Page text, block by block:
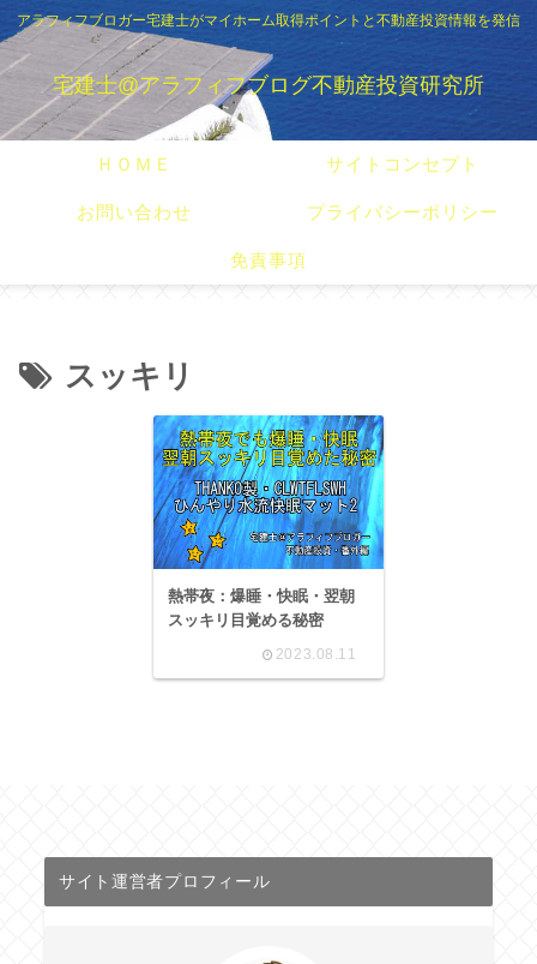
アラフィフブロガー宅建士がマイホーム取得ポイントと不動産投資情報を発信
宅建士@アラフィフブログ不動産投資研究所
ＨＯＭＥ サイトコンセプト
お問い合わせ プライバシーポリシー
免責事項
スッキリ
熱帯夜：爆睡・快眠・翌朝
スッキリ目覚める秘密
2023.08.11
サイト運営者プロフィール